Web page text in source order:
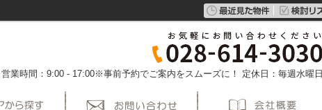
営業時間：9:00 - 17:00※事前予約でご案内をスムーズに！ 定休日：毎週水曜日